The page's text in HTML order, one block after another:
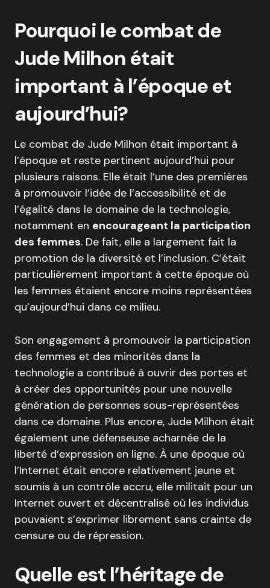
Pourquoi le combat de
Jude Milhon était
important à l’époque et
aujourd’hui?
Le combat de Jude Milhon était important à
l’époque et reste pertinent aujourd’hui pour
plusieurs raisons. Elle était l’une des premières
à promouvoir l’idée de l’accessibilité et de
l’égalité dans le domaine de la technologie,
notamment en encourageant la participation
des femmes. De fait, elle a largement fait la
promotion de la diversité et l’inclusion. C’était
particulièrement important à cette époque où
les femmes étaient encore moins représentées
qu’aujourd’hui dans ce milieu.
Son engagement à promouvoir la participation
des femmes et des minorités dans la
technologie a contribué à ouvrir des portes et
à créer des opportunités pour une nouvelle
génération de personnes sous-représentées
dans ce domaine. Plus encore, Jude Milhon était
également une défenseuse acharnée de la
liberté d’expression en ligne. À une époque où
l’Internet était encore relativement jeune et
soumis à un contrôle accru, elle militait pour un
Internet ouvert et décentralisé où les individus
pouvaient s’exprimer librement sans crainte de
censure ou de répression.
Quelle est l’héritage de